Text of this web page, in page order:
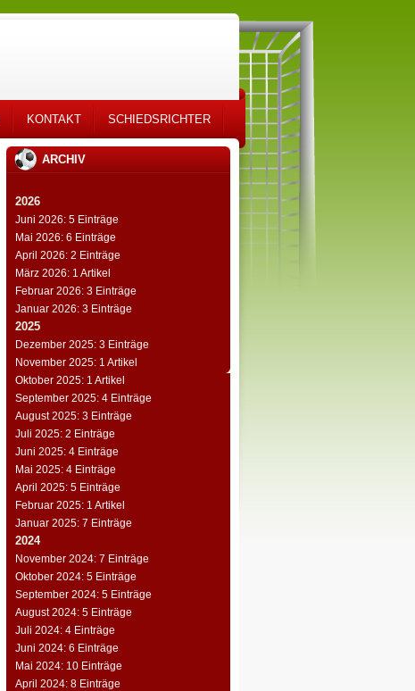
KONTAKT SCHIEDSRICHTER
ARCHIV
2026
Juni 2026: 5 Einträge
Mai 2026: 6 Einträge
April 2026: 2 Einträge
März 2026: 1 Artikel
Februar 2026: 3 Einträge
Januar 2026: 3 Einträge
2025
Dezember 2025: 3 Einträge
November 2025: 1 Artikel
Oktober 2025: 1 Artikel
September 2025: 4 Einträge
August 2025: 3 Einträge
Juli 2025: 2 Einträge
Juni 2025: 4 Einträge
Mai 2025: 4 Einträge
April 2025: 5 Einträge
Februar 2025: 1 Artikel
Januar 2025: 7 Einträge
2024
November 2024: 7 Einträge
Oktober 2024: 5 Einträge
September 2024: 5 Einträge
August 2024: 5 Einträge
Juli 2024: 4 Einträge
Juni 2024: 6 Einträge
Mai 2024: 10 Einträge
April 2024: 8 Einträge